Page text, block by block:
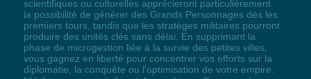
scientifiques ou culturelles apprécieront particulièrement
la possibilité de générer des Grands Personnages dès les
premiers tours, tandis que les stratèges militaires pourront
produire des unités clés sans délai. En supprimant la
phase de microgestion liée à la survie des petites villes,
vous gagnez en liberté pour concentrer vos efforts sur la
diplomatie, la conquête ou l'optimisation de votre empire.